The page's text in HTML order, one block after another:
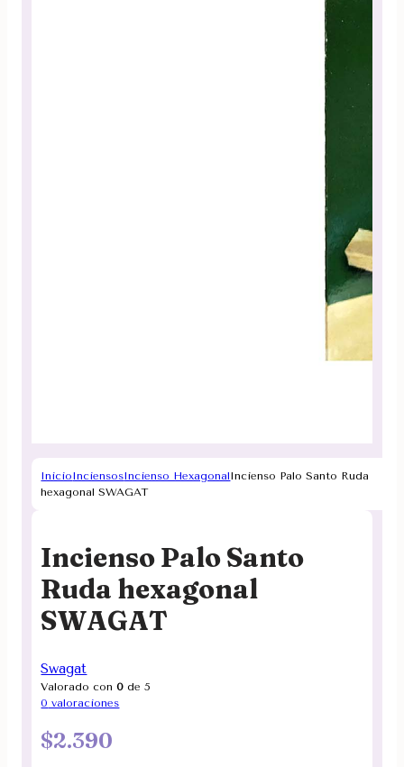
InicioInciensosIncienso HexagonalIncienso Palo Santo Ruda
hexagonal SWAGAT
Incienso Palo Santo
Ruda hexagonal
SWAGAT
Swagat
Valorado con0 de 5
0 valoraciones
$2.390